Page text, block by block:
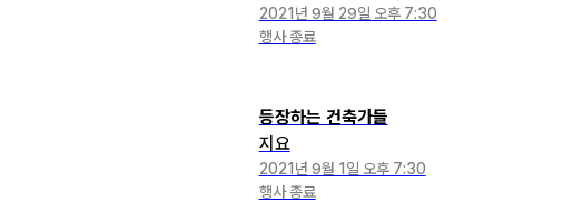
2021년 9월 29일 오후 7:30
행사 종료
등장하는 건축가들
지요
2021년 9월 1일 오후 7:30
행사 종료